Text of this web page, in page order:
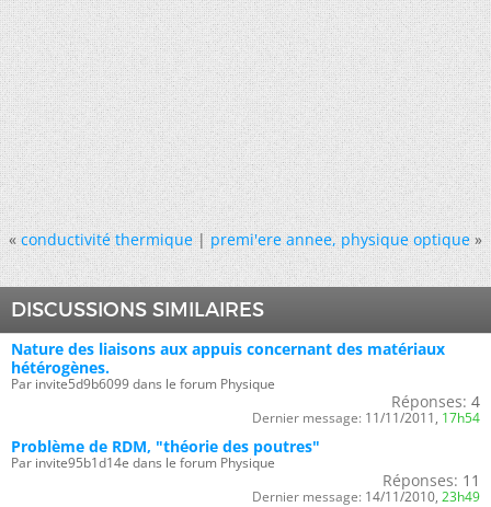
« conductivité thermique|premi'ere annee, physique optique »
DISCUSSIONS SIMILAIRES
Nature des liaisons aux appuis concernant des matériaux
hétérogènes.
Par invite5d9b6099 dans le forum Physique
Réponses: 4
Dernier message: 11/11/2011, 17h54
Problème de RDM, "théorie des poutres"
Par invite95b1d14e dans le forum Physique
Réponses: 11
Dernier message: 14/11/2010, 23h49